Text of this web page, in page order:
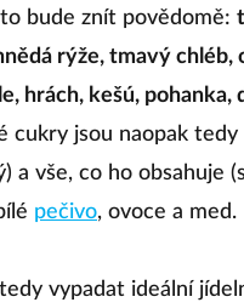
bude znít povědomě:
rýže, tmavý chléb,
hrách, kešú, pohanka,
cukry jsou naopak
a vše, co ho obsahuje
pečivo, ovoce a med.
vypadat ideální